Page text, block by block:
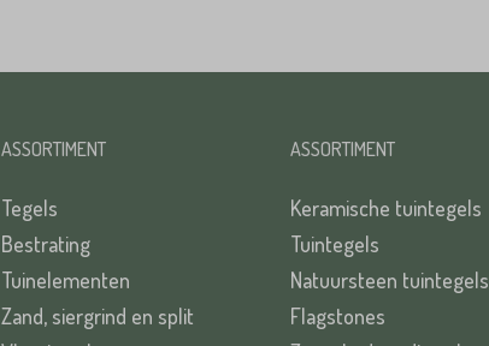
ASSORTIMENT
Tegels
Bestrating
Tuinelementen
Zand, siergrind en split
ASSORTIMENT
Keramische tuintegels
Tuintegels
Natuursteen tuintegels
Flagstones